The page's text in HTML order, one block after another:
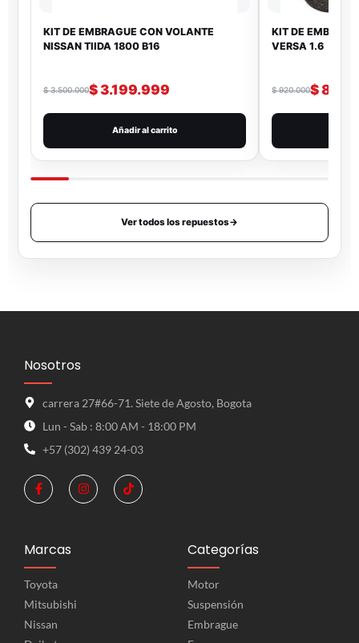
KIT DE EMBRAGUE CON VOLANTE
NISSAN TIIDA 1800 B16
$3.500.000$3.199.999
Añadir al carrito
KIT DE
VERSA 1.6
$920.000$
Ver todos los repuestos→
Nosotros
carrera 27#66-71. Siete de Agosto, Bogota
Lun - Sab : 8:00 AM - 18:00 PM
+57 (302) 439 24-03
Marcas
Toyota
Mitsubishi
Nissan
Categorías
Motor
Suspensión
Embrague